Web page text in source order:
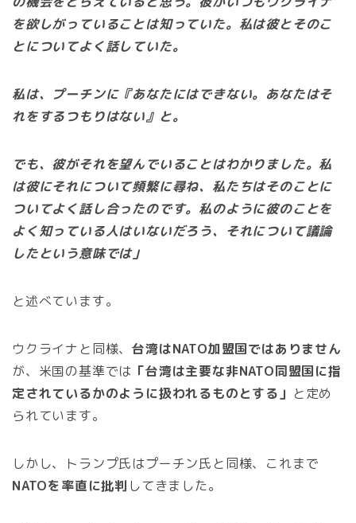
を欲しがっていることは知っていた。私は彼とそのこ
とについてよく話していた。
私は、プーチンに『あなたにはできない。あなたはそ
れをするつもりはない』と。
でも、彼がそれを望んでいることはわかりました。私
は彼にそれについて頻繁に尋ね、私たちはそのことに
ついてよく話し合ったのです。私のように彼のことを
よく知っている人はいないだろう、それについて議論
したという意味では」
と述べています。
ウクライナと同様、台湾はNATO加盟国ではありません
が、米国の基準では 「台湾は主要な非NATO同盟国に指
定されているかのように扱われるものとする」 と定め
られています。
しかし、トランプ氏はプーチン氏と同様、これまで
NATOを率直に批判 してきました。